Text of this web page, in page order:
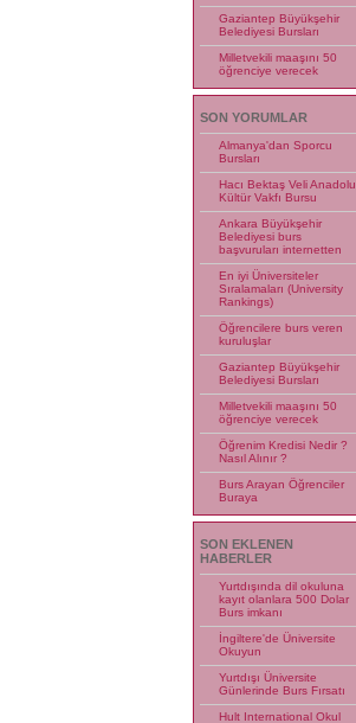
Gaziantep Büyükşehir
Belediyesi Bursları
Milletvekili maaşını 50
öğrenciye verecek
SON YORUMLAR
Almanya'dan Sporcu
Bursları
Hacı Bektaş Veli Anadolu
Kültür Vakfı Bursu
Ankara Büyükşehir
Belediyesi burs
başvuruları internetten
En iyi Üniversiteler
Sıralamaları (University
Rankings)
Öğrencilere burs veren
kuruluşlar
Gaziantep Büyükşehir
Belediyesi Bursları
Milletvekili maaşını 50
öğrenciye verecek
Öğrenim Kredisi Nedir ?
Nasıl Alınır ?
Burs Arayan Öğrenciler
Buraya
SON EKLENEN
HABERLER
Yurtdışında dil okuluna
kayıt olanlara 500 Dolar
Burs imkanı
İngiltere'de Üniversite
Okuyun
Yurtdışı Üniversite
Günlerinde Burs Fırsatı
Hult International Okul